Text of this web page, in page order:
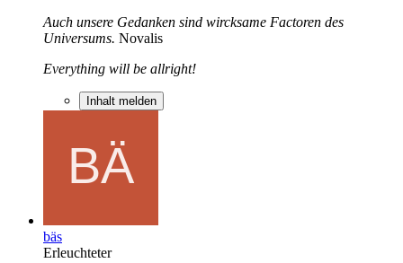
Auch unsere Gedanken sind wircksame Factoren des
Universums. Novalis
Everything will be allright!
Inhalt melden
bäs
Erleuchteter